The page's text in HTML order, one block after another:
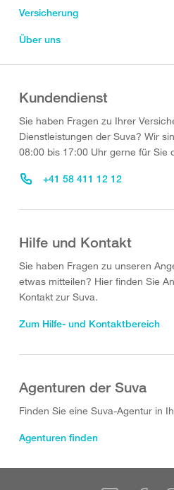
Versicherung
Über uns
Kundendienst
Sie haben Fragen zu Ihrer
Dienstleistungen der Suva? Wir
08:00 bis 17:00 Uhr gerne für Sie
+41 58 411 12 12
Hilfe und Kontakt
Sie haben Fragen zu unseren
etwas mitteilen? Hier finden Sie
Kontakt zur Suva.
Zum Hilfe- und Kontaktbereich
Agenturen der Suva
Finden Sie eine Suva-Agentur in
Agenturen finden